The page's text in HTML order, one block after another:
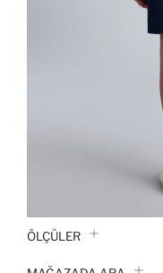
ÖLÇÜLER